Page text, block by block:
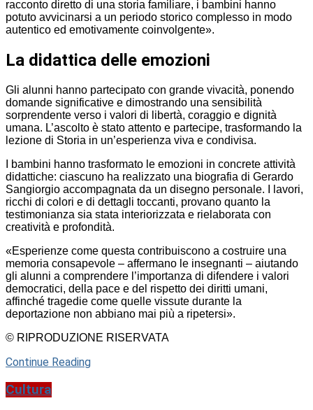
racconto diretto di una storia familiare, i bambini hanno
potuto avvicinarsi a un periodo storico complesso in modo
autentico ed emotivamente coinvolgente».
La didattica delle emozioni
Gli alunni hanno partecipato con grande vivacità, ponendo
domande significative e dimostrando una sensibilità
sorprendente verso i valori di libertà, coraggio e dignità
umana. L’ascolto è stato attento e partecipe, trasformando la
lezione di Storia in un’esperienza viva e condivisa.
I bambini hanno trasformato le emozioni in concrete attività
didattiche: ciascuno ha realizzato una biografia di Gerardo
Sangiorgio accompagnata da un disegno personale. I lavori,
ricchi di colori e di dettagli toccanti, provano quanto la
testimonianza sia stata interiorizzata e rielaborata con
creatività e profondità.
«Esperienze come questa contribuiscono a costruire una
memoria consapevole – affermano le insegnanti – aiutando
gli alunni a comprendere l’importanza di difendere i valori
democratici, della pace e del rispetto dei diritti umani,
affinché tragedie come quelle vissute durante la
deportazione non abbiano mai più a ripetersi».
© RIPRODUZIONE RISERVATA
Continue Reading
Cultura